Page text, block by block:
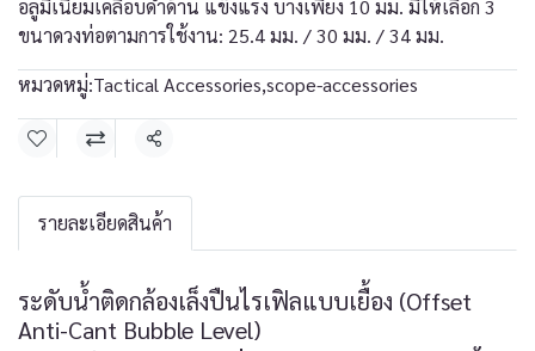
อลูมิเนียมเคลือบดำด้าน แข็งแรง บางเพียง 10 มม. มีให้เลือก 3
ขนาดวงท่อตามการใช้งาน: 25.4 มม. / 30 มม. / 34 มม.
หมวดหมู่:Tactical Accessories,scope-accessories
แชร์
รายละเอียดสินค้า
ระดับน้ำติดกล้องเล็งปืนไรเฟิลแบบเยื้อง (Offset
Anti-Cant Bubble Level)